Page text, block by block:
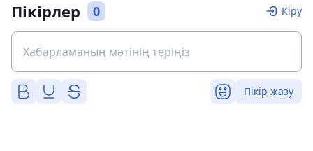
Пікірлер 0 Кіру
Пікір жазу